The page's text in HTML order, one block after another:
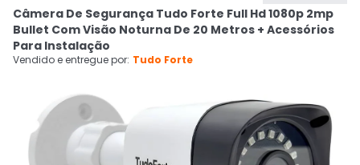
Cupons
Mais Vendidos
Ativar tradutor em libras
CADASTRE-SE
Câmera De Segurança Tudo Forte Full Hd 1080p 2mp
Bullet Com Visão Noturna De 20 Metros + Acessórios
Para Instalação
Vendido e entregue por: Tudo Forte